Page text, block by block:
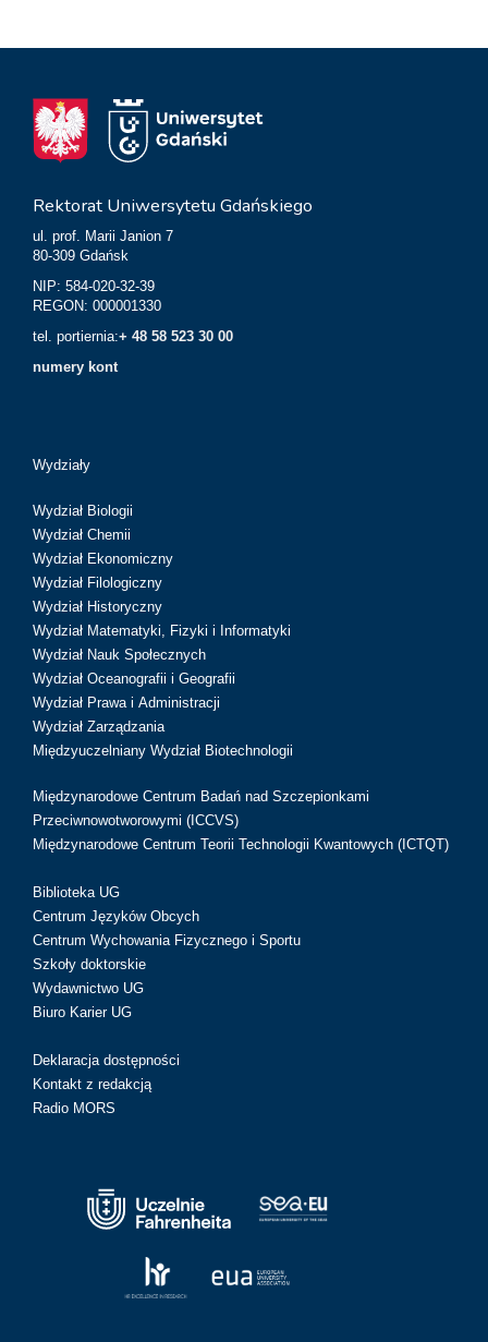
Rektorat Uniwersytetu Gdańskiego
ul. prof. Marii Janion 7
80-309 Gdańsk
NIP: 584-020-32-39
REGON: 000001330
tel. portiernia:+ 48 58 523 30 00
numery kont
Wydziały
Wydział Biologii
Wydział Chemii
Wydział Ekonomiczny
Wydział Filologiczny
Wydział Historyczny
Wydział Matematyki, Fizyki i Informatyki
Wydział Nauk Społecznych
Wydział Oceanografii i Geografii
Wydział Prawa i Administracji
Wydział Zarządzania
Międzyuczelniany Wydział Biotechnologii
Międzynarodowe Centrum Badań nad Szczepionkami
Przeciwnowotworowymi (ICCVS)
Międzynarodowe Centrum Teorii Technologii Kwantowych (ICTQT)
Biblioteka UG
Centrum Języków Obcych
Centrum Wychowania Fizycznego i Sportu
Szkoły doktorskie
Wydawnictwo UG
Biuro Karier UG
Deklaracja dostępności
Kontakt z redakcją
Radio MORS